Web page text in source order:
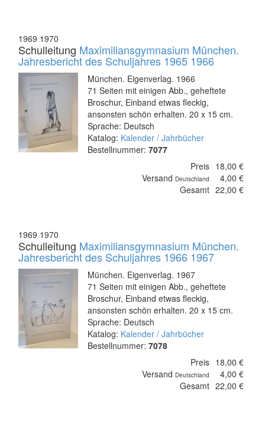
1969 1970
Schulleitung Maximiliansgymnasium München.
Jahresbericht des Schuljahres 1965 1966
München. Eigenverlag. 1966
71 Seiten mit einigen Abb., geheftete
Broschur, Einband etwas fleckig,
ansonsten schön erhalten. 20 x 15 cm.
Sprache: Deutsch
Katalog: Kalender / Jahrbücher
Bestellnummer: 7077
Preis 18,00 €
Versand Deutschland
4,00 €
Gesamt 22,00 €
1969 1970
Schulleitung Maximiliansgymnasium München.
Jahresbericht des Schuljahres 1966 1967
München. Eigenverlag. 1967
71 Seiten mit einigen Abb., geheftete
Broschur, Einband etwas fleckig,
ansonsten schön erhalten. 20 x 15 cm.
Sprache: Deutsch
Katalog: Kalender / Jahrbücher
Bestellnummer: 7078
Preis 18,00 €
Versand Deutschland
4,00 €
Gesamt 22,00 €